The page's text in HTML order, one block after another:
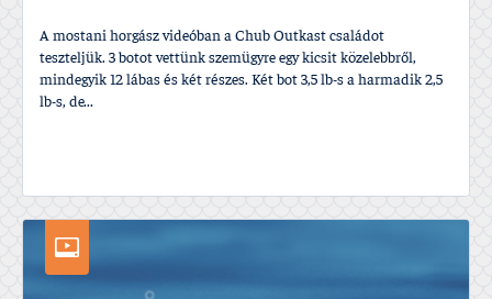
A mostani horgász videóban a Chub Outkast családot
teszteljük. 3 botot vettünk szemügyre egy kicsit közelebbről,
mindegyik 12 lábas és két részes. Két bot 3,5 lb-s a harmadik 2,5
lb-s, de...